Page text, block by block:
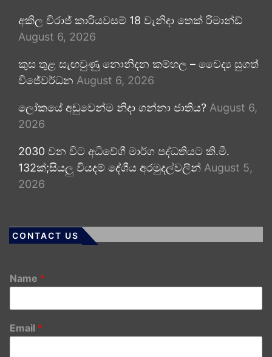
අකිල විරාජ් කාරියවසම් 18 වැනිදා තෙක් රිමාන්ඩ්
August 6, 2026
කුස තුළ සැඟවුණු නොනිදන කම්හල – වෛද්‍ය සුගත්
විජේවර්ධන August 6, 2026
ලෝකයේ අඩුවෙන්ම නිදා ගන්නා ජාතිය? August 6,
2026
2030 වන විට අධිවේගී මාර්ග පද්ධතියට කි.මී.
132ක්;සියලු වියදම් දේශීය අරමුදල්වලින් August 5,
2026
CONTACT US
Name *
Email *